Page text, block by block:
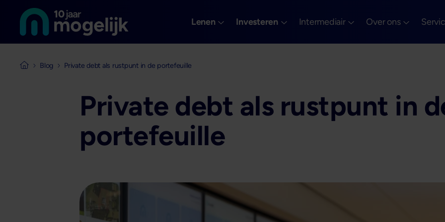
Overslaan en naar de inhoud gaan
Naar de homepage van
Lenen Investeren Intermediair Over ons
Naar de homepage van Mogelijk Vastgoedfinancieringen
Blog Private debt als rustpunt in de portefeuille
Private debt als rustpunt in
portefeuille